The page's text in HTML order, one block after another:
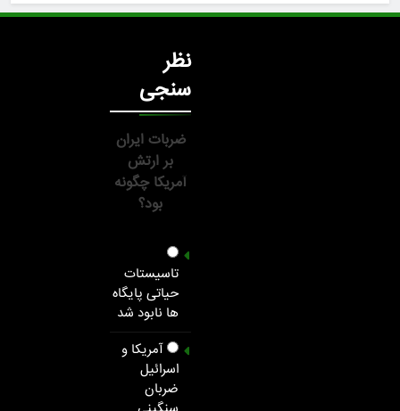
نظر
سنجی
ضربات ایران
بر ارتش
آمریکا چگونه
بود؟
تاسیستات
حیاتی پایگاه
ها نابود شد
آمریکا و
اسرائیل
ضربان